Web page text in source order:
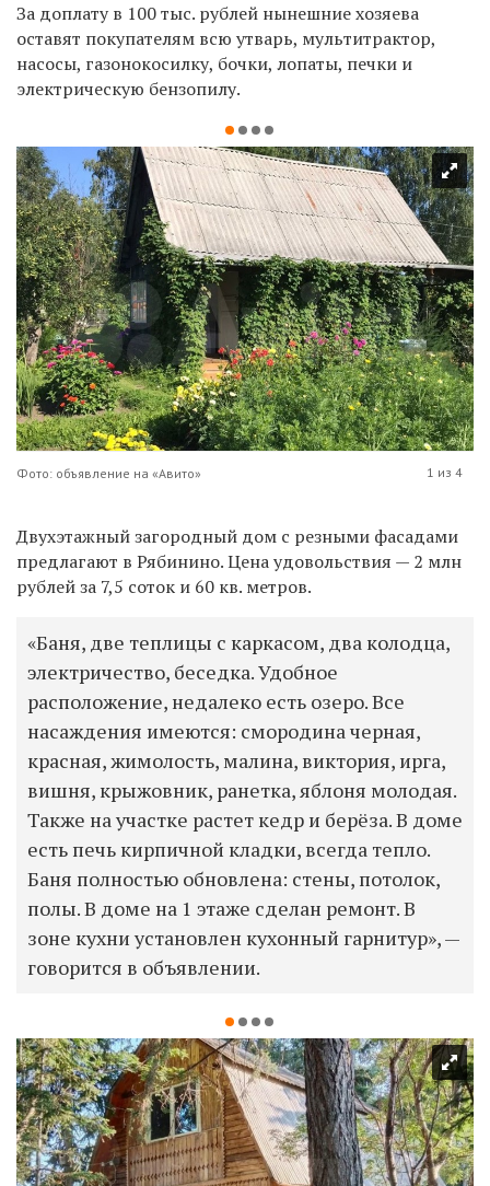
За доплату в 100 тыс. рублей нынешние хозяева
оставят покупателям всю утварь, мультитрактор,
насосы, газонокосилку, бочки, лопаты, печки и
электрическую бензопилу.
Фото: объявление на «Авито» 1 из 4
Двухэтажный загородный дом с резными фасадами
предлагают в Рябинино. Цена удовольствия — 2 млн
рублей за 7,5 соток и 60 кв. метров.
«Баня, две теплицы с каркасом, два колодца,
электричество, беседка. Удобное
расположение, недалеко есть озеро. Все
насаждения имеются: смородина черная,
красная, жимолость, малина, виктория, ирга,
вишня, крыжовник, ранетка, яблоня молодая.
Также на участке растет кедр и берёза. В доме
есть печь кирпичной кладки, всегда тепло.
Баня полностью обновлена: стены, потолок,
полы. В доме на 1 этаже сделан ремонт. В
зоне кухни установлен кухонный гарнитур», —
говорится в объявлении.